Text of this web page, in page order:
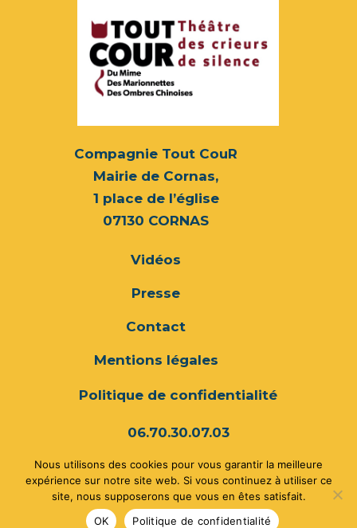
Compagnie Tout CouR
Mairie de Cornas,
1 place de l’église
07130 CORNAS
Vidéos
Presse
Contact
Mentions légales
Politique de confidentialité
06.70.30.07.03
compagnietoutcour@gmail.com
Suivre
Nous utilisons des cookies pour vous garantir la meilleure
expérience sur notre site web. Si vous continuez à utiliser ce
site, nous supposerons que vous en êtes satisfait.
OK
Politique de confidentialité